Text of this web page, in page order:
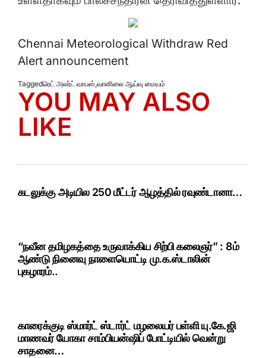
Chennai Meteorological Withdraw Red
Alert announcement
Taggedரெட் அலர்ட் வாபஸ்,வானிலை ஆய்வு மையம்
YOU MAY ALSO
LIKE
கடலுக்கு அடியில 250 மீட்டர் ஆழத்தில் ரவுண்டானா…
“நவீன தமிழகத்தை உருவாக்கிய சிற்பி கலைஞர்” : 8ம்
ஆண்டு நினைவு நாளையொட்டி மு.க.ஸ்டாலின்
புகழாரம்..
காரைக்குடி ஸ்மார்ட் ஸ்டார்ட் மழலையர் பள்ளி யு.கே.ஜி
மாணவர் யோகா சாம்பியன்ஷிப் போட்டியில் வென்று
சாதனை…